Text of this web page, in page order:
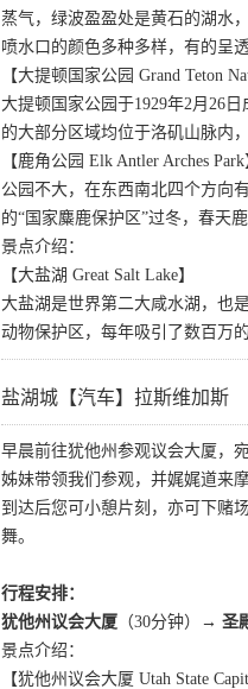
蒸气，绿波盈盈处是黄石的湖水
喷水口的颜色多种多样，有的呈
【大提顿国家公园 Grand Teton
大提顿国家公园于1929年2月26
的大部分区域均位于洛矶山脉内
【鹿角公园 Elk Antler Arches
公园不大，在东西南北四个方向
的“国家麋鹿保护区”过冬，春天
景点介绍：
【大盐湖 Great Salt Lake】
大盐湖是世界第二大咸水湖，也
动物保护区，每年吸引了数百万
盐湖城【汽车】拉斯维加斯
早晨前往犹他州参观议会大厦，
姊妹带领我们参观，并娓娓道来
到达后您可小憩片刻，亦可下赌
舞。
行程安排：
犹他州议会大厦 （30分钟）→ 圣
景点介绍：
【犹他州议会大厦 Utah State